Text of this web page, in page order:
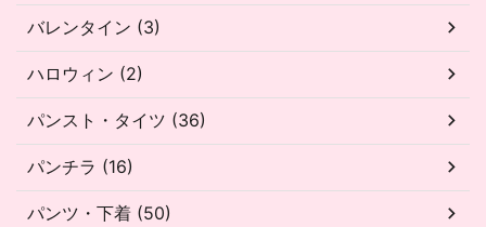
バレンタイン (3)
ハロウィン (2)
パンスト・タイツ (36)
パンチラ (16)
パンツ・下着 (50)